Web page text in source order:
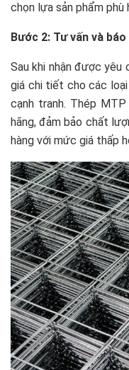
chọn lựa sản phẩm phù
Bước 2: Tư vấn và
Sau khi nhận được yêu
giá chi tiết cho các
cạnh tranh. Thép
hãng, đảm bảo chất
hàng với mức giá thấp